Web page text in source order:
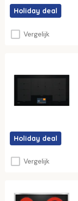
Holiday deal
Vergelijk
Holiday deal
Vergelijk